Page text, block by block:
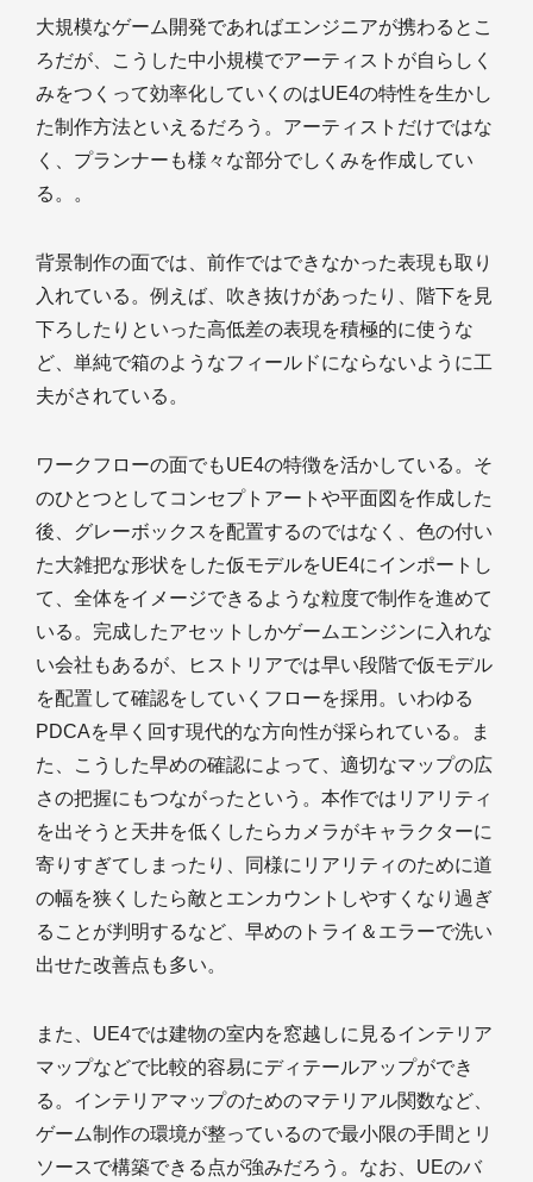
大規模なゲーム開発であればエンジニアが携わるとこ
ろだが、こうした中小規模でアーティストが自らしく
みをつくって効率化していくのはUE4の特性を生かし
た制作方法といえるだろう。アーティストだけではな
く、プランナーも様々な部分でしくみを作成してい
る。。
背景制作の面では、前作ではできなかった表現も取り
入れている。例えば、吹き抜けがあったり、階下を見
下ろしたりといった高低差の表現を積極的に使うな
ど、単純で箱のようなフィールドにならないように工
夫がされている。
ワークフローの面でもUE4の特徴を活かしている。そ
のひとつとしてコンセプトアートや平面図を作成した
後、グレーボックスを配置するのではなく、色の付い
た大雑把な形状をした仮モデルをUE4にインポートし
て、全体をイメージできるような粒度で制作を進めて
いる。完成したアセットしかゲームエンジンに入れな
い会社もあるが、ヒストリアでは早い段階で仮モデル
を配置して確認をしていくフローを採用。いわゆる
PDCAを早く回す現代的な方向性が採られている。ま
た、こうした早めの確認によって、適切なマップの広
さの把握にもつながったという。本作ではリアリティ
を出そうと天井を低くしたらカメラがキャラクターに
寄りすぎてしまったり、同様にリアリティのために道
の幅を狭くしたら敵とエンカウントしやすくなり過ぎ
ることが判明するなど、早めのトライ＆エラーで洗い
出せた改善点も多い。
また、UE4では建物の室内を窓越しに見るインテリア
マップなどで比較的容易にディテールアップができ
る。インテリアマップのためのマテリアル関数など、
ゲーム制作の環境が整っているので最小限の手間とリ
ソースで構築できる点が強みだろう。なお、UEのバ